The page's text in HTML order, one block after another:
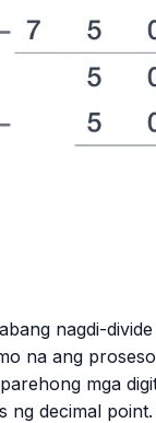
nagdi-
na ang
mga
ng decimal